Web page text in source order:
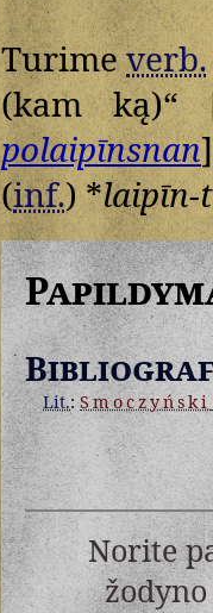
Turimeverb.
(kam
polaipīnsnan
(inf.) *laipīn-
Lit.:Smoczyński
Norite